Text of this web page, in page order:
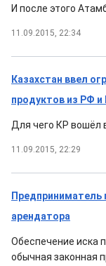
И после этого
11.09.2015, 22:34
Казахстан ввел
продуктов из РФ и
Для чего КР вошёл
11.09.2015, 22:29
Предприниматель
арендатора
Обеспечение иска
обычная законная